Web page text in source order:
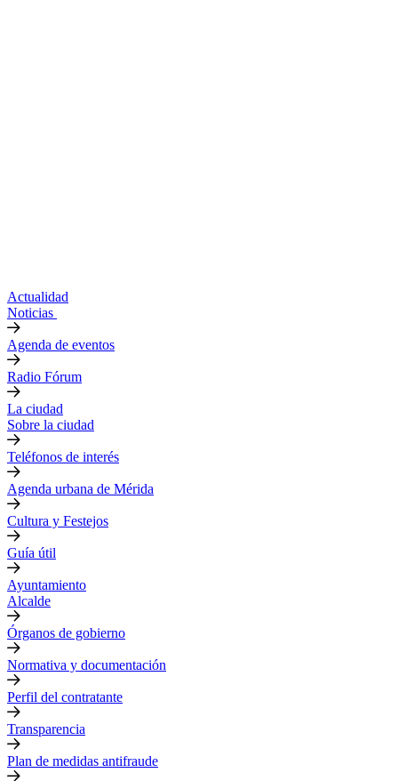
Actualidad
Noticias
Agenda de eventos
Radio Fórum
La ciudad
Sobre la ciudad
Teléfonos de interés
Agenda urbana de Mérida
Cultura y Festejos
Guía útil
Ayuntamiento
Alcalde
Órganos de gobierno
Normativa y documentación
Perfil del contratante
Transparencia
Plan de medidas antifraude